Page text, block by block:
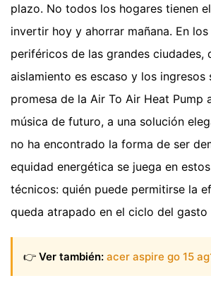
plazo. No todos los hogares tienen
invertir hoy y ahorrar mañana. En
periféricos de las grandes ciudades,
aislamiento es escaso y los ingresos
promesa de la Air To Air Heat Pump
música de futuro, a una solución
no ha encontrado la forma de ser
equidad energética se juega en
técnicos: quién puede permitirse la
queda atrapado en el ciclo del gasto
👉 Ver también: acer aspire go 15